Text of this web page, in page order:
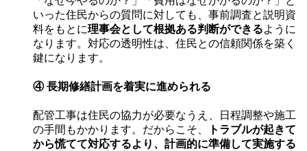
いった住民からの質問に対しても、事前調査と説明資
料をもとに理事会として根拠ある判断ができるように
なります。対応の透明性は、住民との信頼関係を築く
鍵になります。
④ 長期修繕計画を着実に進められる
配管工事は住民の協力が必要なうえ、日程調整や施工
の手間もかかります。だからこそ、
トラブルが起きて
から慌てて対応するより、計画的に準備して実施する